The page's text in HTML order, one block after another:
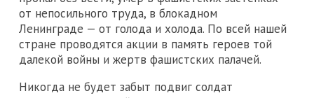
от непосильного труда, в блокадном
Ленинграде — от голода и холода. По всей нашей
стране проводятся акции в память героев той
далекой войны и жертв фашистских палачей.
Никогда не будет забыт подвиг солдат